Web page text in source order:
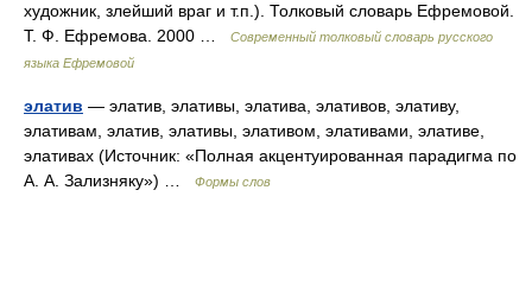
художник, злейший враг и т.п.). Толковый словарь Ефремовой.
Т. Ф. Ефремова. 2000 …
Современный толковый словарь русского
языка Ефремовой
элатив — элатив, элативы, элатива, элативов, элативу,
элативам, элатив, элативы, элативом, элативами, элативе,
элативах (Источник: «Полная акцентуированная парадигма по
А. А. Зализняку») …
Формы слов